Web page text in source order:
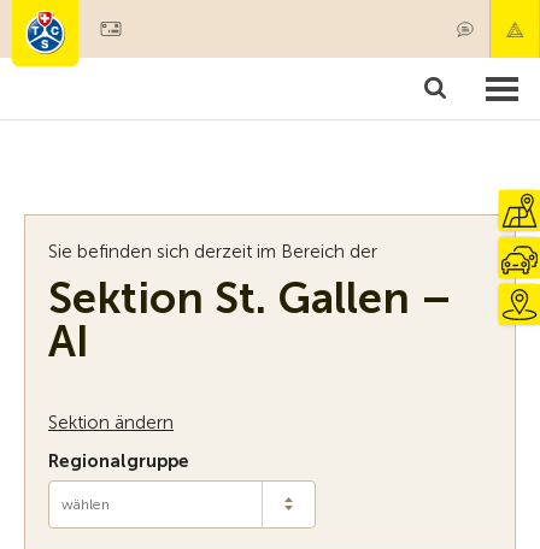
Mitgliedschaft & Leistungen
Sie befinden sich derzeit im Bereich der
Sektion St. Gallen –
AI
Sektion ändern
Regionalgruppe
wählen